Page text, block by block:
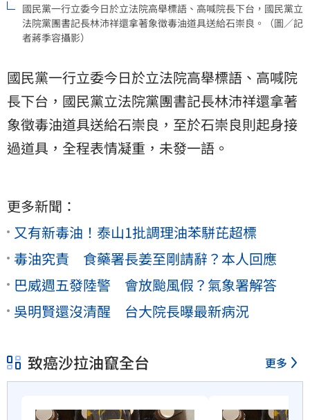
國民黨一行立委今日於立法院高舉標語、高喊院長下台，國民黨立
法院黨團書記長林沛祥還拿著象徵毒油道具送給石崇良。（圖／記
者蔣季容攝影）
國民黨一行立委今日於立法院高舉標語、高喊院
長下台，國民黨立法院黨團書記長林沛祥還拿著
象徵毒油道具送給石崇良，至於石崇良則起身接
過道具，全程表情凝重，未發一語。
更多新聞：
又有新毒油！泰山1批調理油苯駢芘超標
毒油究責 食藥署長姜至剛請辭？本人回應
巴威週五發陸警 會放颱風假？氣象署解答
吳明賢還沒清醒 台大院長曝最新病況
致癌沙拉油竄全台 更多